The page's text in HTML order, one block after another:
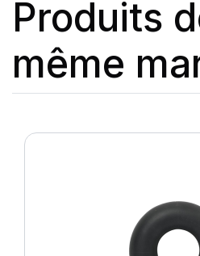
Produits
même